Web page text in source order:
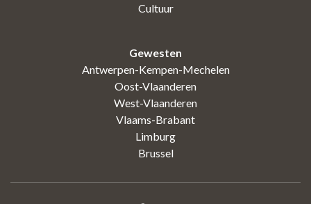
Cultuur
Gewesten
Antwerpen-Kempen-Mechelen
Oost-Vlaanderen
West-Vlaanderen
Vlaams-Brabant
Limburg
Brussel